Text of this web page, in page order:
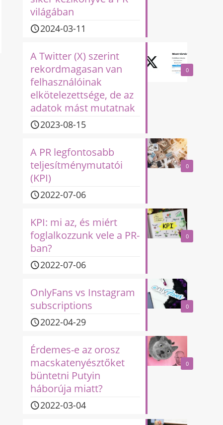
világában
2024-03-11
0
A Twitter (X) szerint
rekordmagasan van
felhasználóinak
elkötelezettsége, de az
adatok mást mutatnak
2023-08-15
0
A PR legfontosabb
teljesítménymutatói
(KPI)
2022-07-06
0
KPI: mi az, és miért
foglalkozzunk vele a PR-
ban?
2022-07-06
0
OnlyFans vs Instagram
subscriptions
2022-04-29
0
Érdemes-e az orosz
macskatenyésztőket
büntetni Putyin
háborúja miatt?
2022-03-04